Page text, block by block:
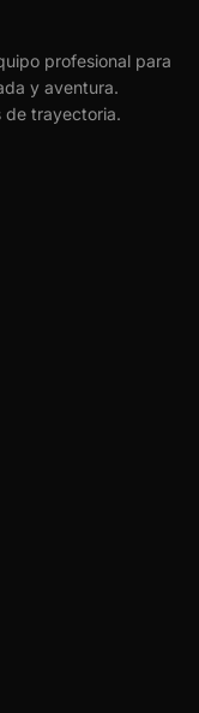
profesional para
y aventura.
de trayectoria.